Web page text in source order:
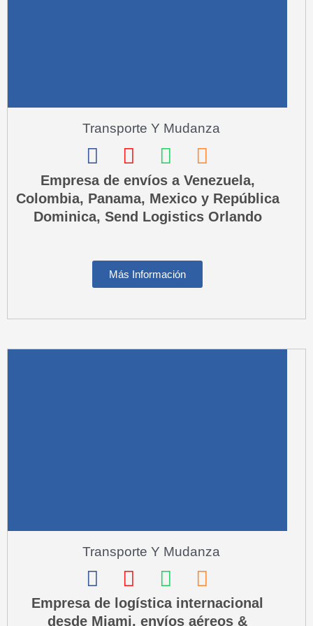
Transporte Y Mudanza
F
a
c
e
o
o
k
I
n
s
t
g
r
a
W
h
a
t
a
p
p
P
h
o
n
-
s
q
a
Empresa de envíos a Venezuela,
Colombia, Panama, Mexico y República
Dominica, Send Logistics Orlando
Más Información
Transporte Y Mudanza
F
a
I
n
W
h
P
h
Empresa de logística internacional
desde Miami, envíos aéreos &